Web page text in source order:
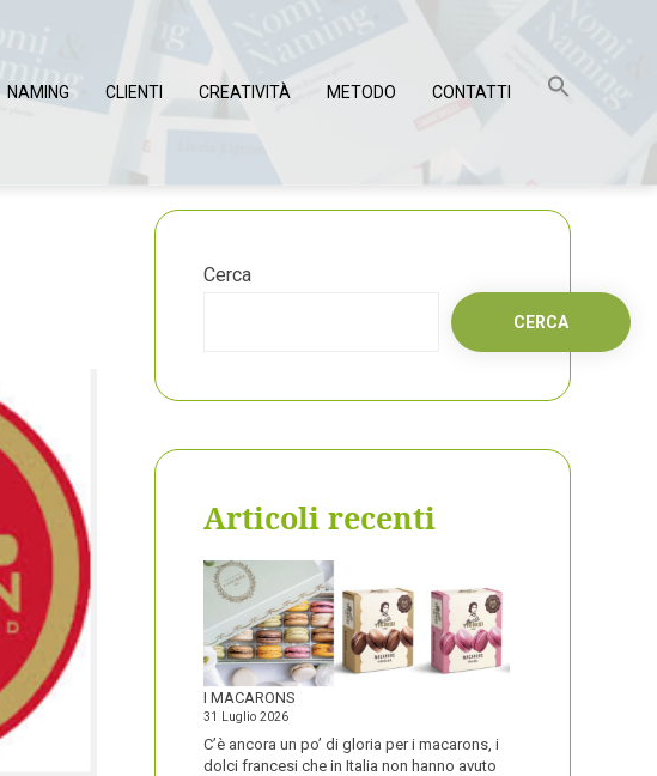
NAMING CLIENTI CREATIVITÀ METODO CONTATTI
Cerca
CERCA
Articoli recenti
I MACARONS
31 Luglio 2026
C’è ancora un po’ di gloria per i macarons, i
dolci francesi che in Italia non hanno avuto